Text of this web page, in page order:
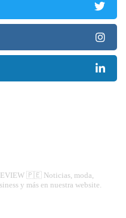
🇵🇪 Noticias, moda,
y más en nuestra website.